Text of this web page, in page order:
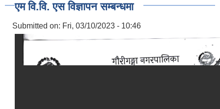
‌एम वि.वि. एस विज्ञापन सम्बन्धमा
Submitted on: Fri, 03/10/2023 - 10:46